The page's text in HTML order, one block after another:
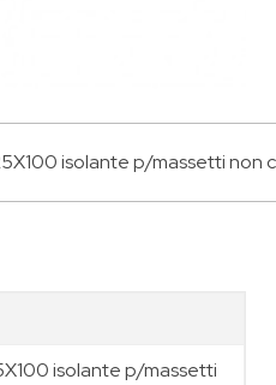
isolante p/massetti